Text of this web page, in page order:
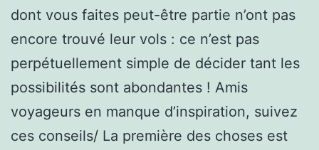
dont vous faites peut-être partie n’ont pas
encore trouvé leur vols : ce n’est pas
perpétuellement simple de décider tant les
possibilités sont abondantes ! Amis
voyageurs en manque d’inspiration, suivez
ces conseils/ La première des choses est